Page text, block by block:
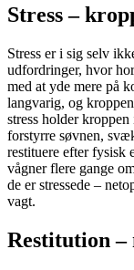
Stress –
Stress er i sig selv
udfordringer, hvor
med at yde mere på
langvarig, og
stress holder
forstyrre søvnen,
restituere efter fysisk
vågner flere gange
de er stressede –
vagt.
Restitution –